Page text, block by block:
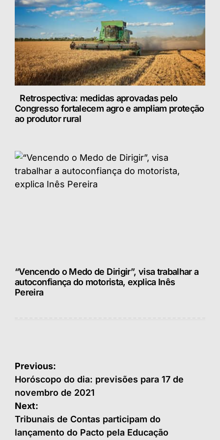
Retrospectiva: medidas aprovadas pelo
Congresso fortalecem agro e ampliam proteção
ao produtor rural
“Vencendo o Medo de Dirigir”, visa trabalhar a
autoconfiança do motorista, explica Inês
Pereira
Navegação
de
Post
Previous:
Horóscopo do dia: previsões para 17 de
novembro de 2021
Next:
Tribunais de Contas participam do
lançamento do Pacto pela Educação